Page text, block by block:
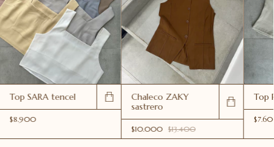
Top SARA tencel
$8.900
Chaleco ZAKY
sastrero
$10.000 $13.400
Top